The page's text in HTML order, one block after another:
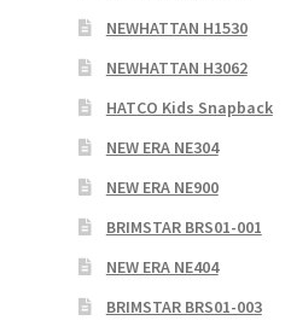
NEWHATTAN H1530
NEWHATTAN H3062
HATCO Kids Snapback
NEW ERA NE304
NEW ERA NE900
BRIMSTAR BRS01-001
NEW ERA NE404
BRIMSTAR BRS01-003